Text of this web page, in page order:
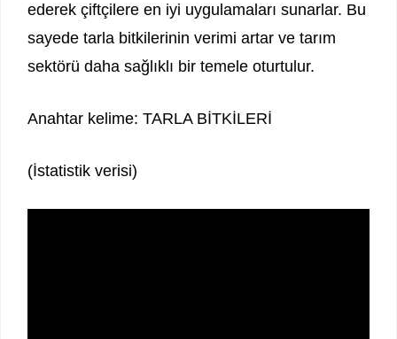
ederek çiftçilere en iyi uygulamaları sunarlar. Bu
sayede tarla bitkilerinin verimi artar ve tarım
sektörü daha sağlıklı bir temele oturtulur.
Anahtar kelime: TARLA BİTKİLERİ
(İstatistik verisi)